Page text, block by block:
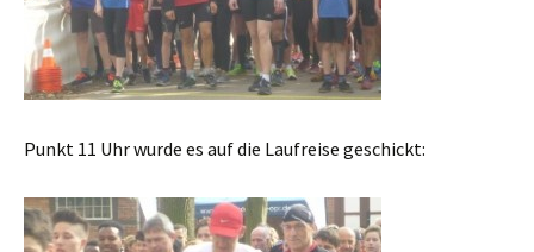
Punkt 11 Uhr wurde es auf die Laufreise geschickt: